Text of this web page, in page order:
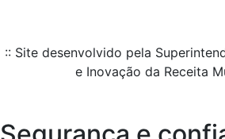
:: Site desenvolvido pela
e Inovação da Receita